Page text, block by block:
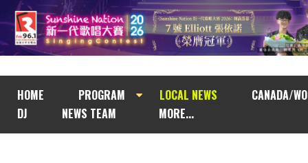
HOME PROGRAM LOCAL NEWS
CANADA/
DJ
NEWS TEAM MORE...